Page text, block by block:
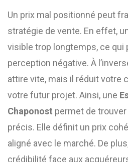
Un prix mal positionné peut
stratégie de vente. En effet,
visible trop longtemps, ce qui
perception négative. À
attire vite, mais il réduit votre
votre futur projet. Ainsi, une
Chaponost permet de trouver
précis. Elle définit un prix
aligné avec le marché. De
crédibilité face aux